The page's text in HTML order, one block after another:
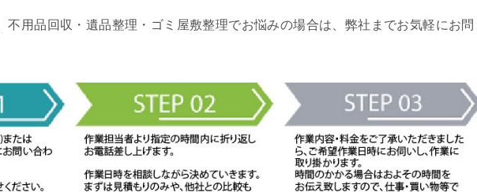
不用品回収・遺品整理・ゴミ屋敷整理でお悩みの場合は、弊社までお気軽にお問